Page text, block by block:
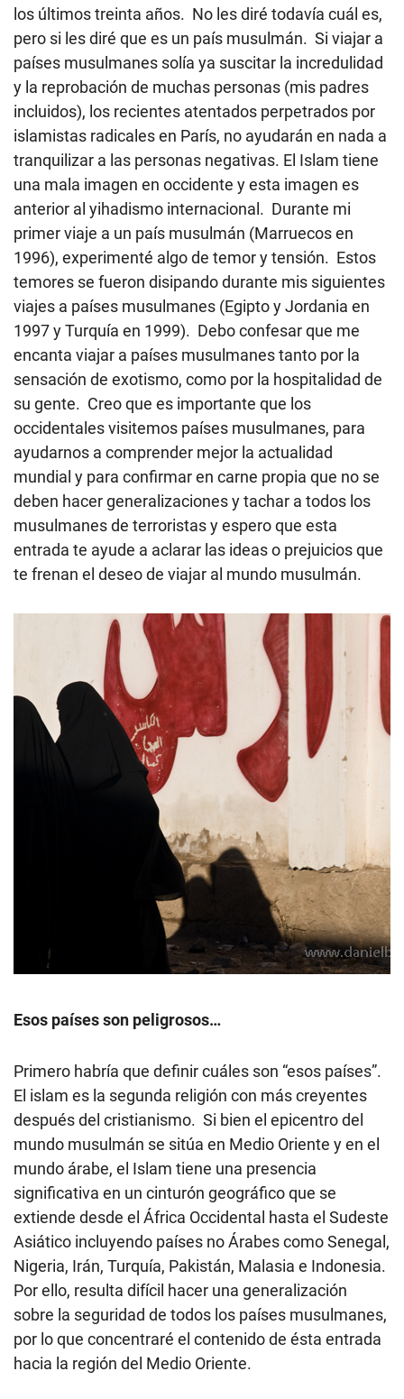
los últimos treinta años. No les diré todavía cuál es,
pero si les diré que es un país musulmán. Si viajar a
países musulmanes solía ya suscitar la incredulidad
y la reprobación de muchas personas (mis padres
incluidos), los recientes atentados perpetrados por
islamistas radicales en París, no ayudarán en nada a
tranquilizar a las personas negativas. El Islam tiene
una mala imagen en occidente y esta imagen es
anterior al yihadismo internacional. Durante mi
primer viaje a un país musulmán (Marruecos en
1996), experimenté algo de temor y tensión. Estos
temores se fueron disipando durante mis siguientes
viajes a países musulmanes (Egipto y Jordania en
1997 y Turquía en 1999). Debo confesar que me
encanta viajar a países musulmanes tanto por la
sensación de exotismo, como por la hospitalidad de
su gente. Creo que es importante que los
occidentales visitemos países musulmanes, para
ayudarnos a comprender mejor la actualidad
mundial y para confirmar en carne propia que no se
deben hacer generalizaciones y tachar a todos los
musulmanes de terroristas y espero que esta
entrada te ayude a aclarar las ideas o prejuicios que
te frenan el deseo de viajar al mundo musulmán.
Esos países son peligrosos…
Primero habría que definir cuáles son “esos países”.
El islam es la segunda religión con más creyentes
después del cristianismo. Si bien el epicentro del
mundo musulmán se sitúa en Medio Oriente y en el
mundo árabe, el Islam tiene una presencia
significativa en un cinturón geográfico que se
extiende desde el África Occidental hasta el Sudeste
Asiático incluyendo países no Árabes como Senegal,
Nigeria, Irán, Turquía, Pakistán, Malasia e Indonesia.
Por ello, resulta difícil hacer una generalización
sobre la seguridad de todos los países musulmanes,
por lo que concentraré el contenido de ésta entrada
hacia la región del Medio Oriente.